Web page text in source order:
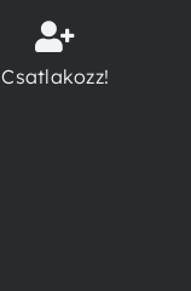
Csatlakozz!